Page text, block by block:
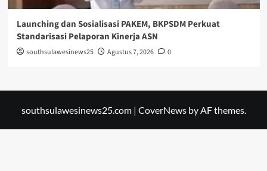
Launching dan Sosialisasi PAKEM, BKPSDM Perkuat
Standarisasi Pelaporan Kinerja ASN
southsulawesinews25 Agustus 7, 2026 0
southsulawesinews25.com | CoverNewsby AF themes.